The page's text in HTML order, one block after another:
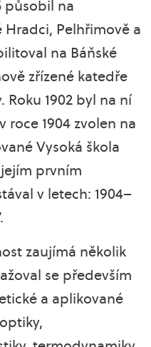
působil na
Pelhřimově a
na Báňské
zřízené katedře
Roku 1902 byl na ní
1904 zvolen na
Vysoká škola
prvním
v letech: 1904–
zaujímá několik
se především
a aplikované